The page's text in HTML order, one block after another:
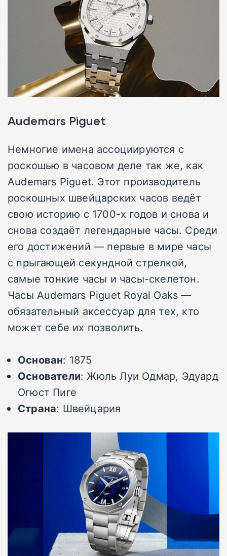
Audemars Piguet
Немногие имена ассоциируются с
роскошью в часовом деле так же, как
Audemars Piguet. Этот производитель
роскошных швейцарских часов ведёт
свою историю с 1700-х годов и снова и
снова создаёт легендарные часы. Среди
его достижений — первые в мире часы
с прыгающей секундной стрелкой,
самые тонкие часы и часы-скелетон.
Часы Audemars Piguet Royal Oaks —
обязательный аксессуар для тех, кто
может себе их позволить.
Основан: 1875
Основатели: Жюль Луи Одмар, Эдуард
Огюст Пиге
Страна: Швейцария